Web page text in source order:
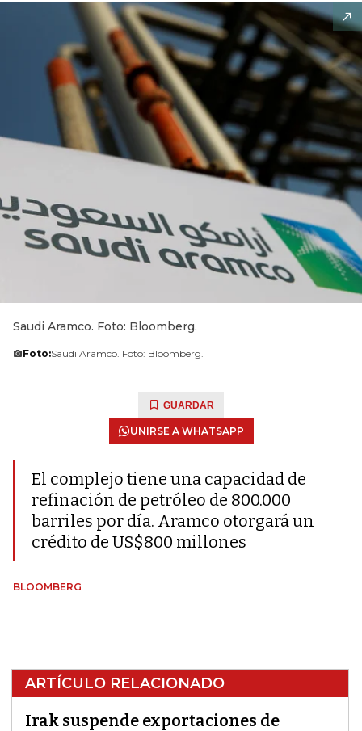
Saudi Aramco. Foto: Bloomberg.
Foto:Saudi Aramco. Foto: Bloomberg.
GUARDAR
UNIRSE A WHATSAPP
El complejo tiene una capacidad de
refinación de petróleo de 800.000
barriles por día. Aramco otorgará un
crédito de US$800 millones
BLOOMBERG
ARTÍCULO RELACIONADO
Irak suspende exportaciones de